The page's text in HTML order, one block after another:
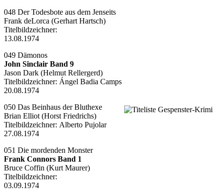
048 Der Todesbote aus dem Jenseits
Frank deLorca (Gerhart Hartsch)
Titelbildzeichner:
13.08.1974
049 Dämonos
John Sinclair Band 9
Jason Dark (Helmut Rellergerd)
Titelbildzeichner: Ángel Badia Camps
20.08.1974
050 Das Beinhaus der Bluthexe
Brian Elliot (Horst Friedrichs)
Titelbildzeichner: Alberto Pujolar
27.08.1974
051 Die mordenden Monster
Frank Connors Band 1
Bruce Coffin (Kurt Maurer)
Titelbildzeichner:
03.09.1974